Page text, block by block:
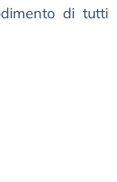
di tutti